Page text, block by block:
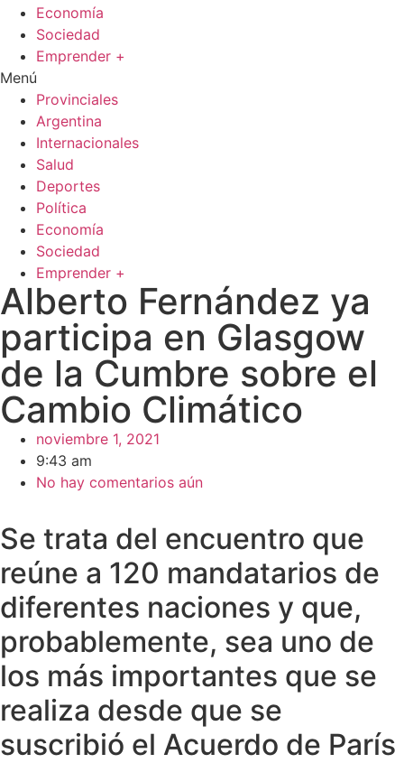
Economía
Sociedad
Emprender +
Menú
Provinciales
Argentina
Internacionales
Salud
Deportes
Política
Economía
Sociedad
Emprender +
Alberto Fernández ya
participa en Glasgow
de la Cumbre sobre el
Cambio Climático
noviembre 1, 2021
9:43 am
No hay comentarios aún
Se trata del encuentro que
reúne a 120 mandatarios de
diferentes naciones y que,
probablemente, sea uno de
los más importantes que se
realiza desde que se
suscribió el Acuerdo de París